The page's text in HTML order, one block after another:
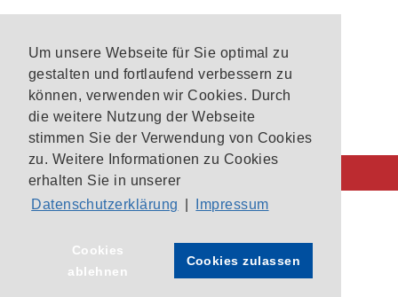
Um unsere Webseite für Sie optimal zu
gestalten und fortlaufend verbessern zu
können, verwenden wir Cookies. Durch
die weitere Nutzung der Webseite
stimmen Sie der Verwendung von Cookies
zu. Weitere Informationen zu Cookies
erhalten Sie in unserer
Datenschutzerklärung
Impressum
Cookies
ablehnen
Cookies zulassen
CIO-Patientenlotsen
Unsere Krebszentren
Startseite
Archivierte Termine und